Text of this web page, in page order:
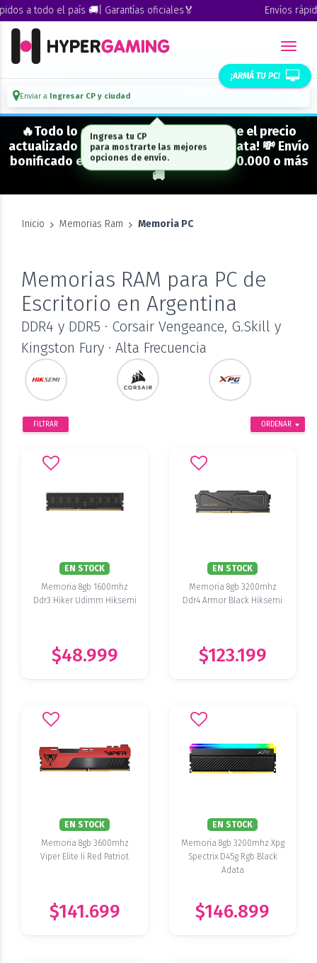
a todo el país 🚚| Garantías oficiales🏅 Envíos
¡ARMÁ TU PC!
Enviar a Ingresar CP y ciudad
🔥Todo lo que figura "EN STOCK" tiene el precio
actualizado y está para entrega inmediata! 💸 Envío
bonificado en CABA en compras de $500.000 o más
🚚
Inicio Memorias Ram Memoria PC
Memorias RAM para PC de
Escritorio en Argentina
DDR4 y DDR5 · Corsair Vengeance, G.Skill y
Kingston Fury · Alta Frecuencia
ORDENAR
FILTRAR
EN STOCK
Memoria 8gb 1600mhz
Ddr3 Hiker Udimm Hiksemi
$48.999
EN STOCK
Memoria 8gb 3200mhz
Ddr4 Armor Black Hiksemi
$123.199
EN STOCK
Memoria 8gb 3600mhz
Viper Elite Ii Red Patriot
$141.699
EN STOCK
Memoria 8gb 3200mhz Xpg
Spectrix D45g Rgb Black
Adata
$146.899